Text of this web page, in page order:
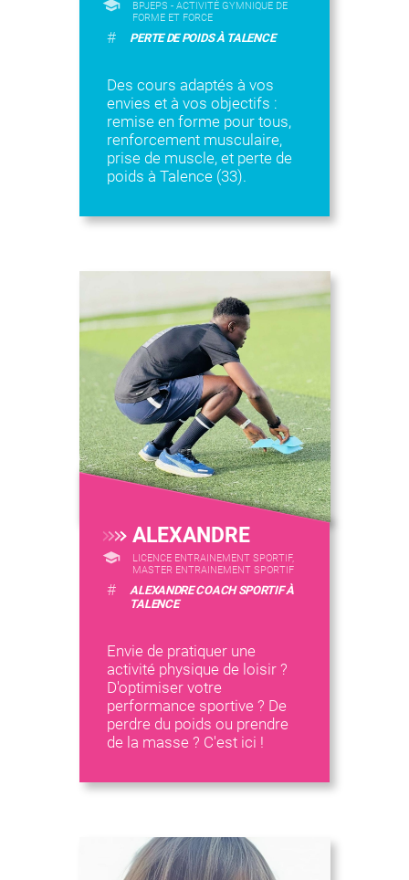
BPJEPS - ACTIVITÉ GYMNIQUE DE
FORME ET FORCE
# PERTE DE POIDS À TALENCE
Des cours adaptés à vos
envies et à vos objectifs :
remise en forme pour tous,
renforcement musculaire,
prise de muscle, et perte de
poids à Talence (33).
ALEXANDRE
LICENCE ENTRAINEMENT SPORTIF,
MASTER ENTRAINEMENT SPORTIF
#
ALEXANDRE COACH SPORTIF À
TALENCE
Envie de pratiquer une
activité physique de loisir ?
D'optimiser votre
performance sportive ? De
perdre du poids ou prendre
de la masse ? C'est ici !